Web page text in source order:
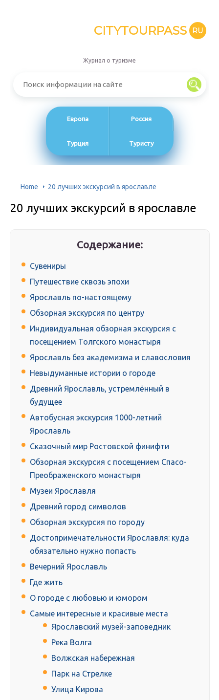
CITYTOURPASS RU
Журнал о туризме
Европа Россия
Турция Туристу
Home 20 лучших экскурсий в ярославле
20 лучших экскурсий в ярославле
Содержание:
Сувениры
Путешествие сквозь эпохи
Ярославль по-настоящему
Обзорная экскурсия по центру
Индивидуальная обзорная экскурсия с
посещением Толгского монастыря
Ярославль без академизма и славословия
Невыдуманные истории о городе
Древний Ярославль, устремлённый в
будущее
Автобусная экскурсия 1000-летний
Ярославль
Сказочный мир Ростовской финифти
Обзорная экскурсия с посещением Спасо-
Преображенского монастыря
Музеи Ярославля
Древний город символов
Обзорная экскурсия по городу
Достопримечательности Ярославля: куда
обязательно нужно попасть
Вечерний Ярославль
Где жить
О городе с любовью и юмором
Самые интересные и красивые места
Ярославский музей-заповедник
Река Волга
Волжская набережная
Парк на Стрелке
Улица Кирова